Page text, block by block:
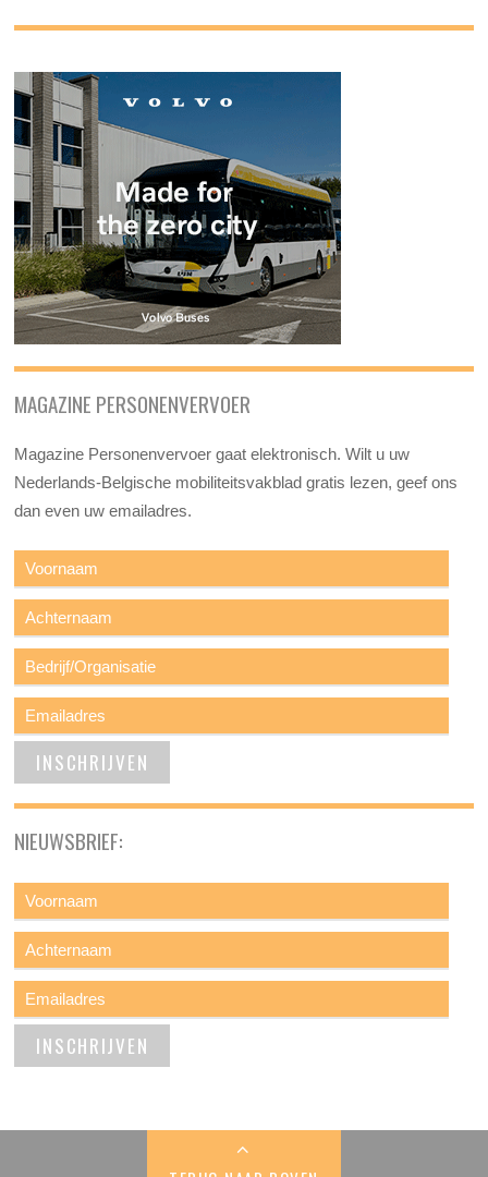
MAGAZINE PERSONENVERVOER
Magazine Personenvervoer gaat elektronisch. Wilt u uw
Nederlands-Belgische mobiliteitsvakblad gratis lezen, geef ons
dan even uw emailadres.
NIEUWSBRIEF: